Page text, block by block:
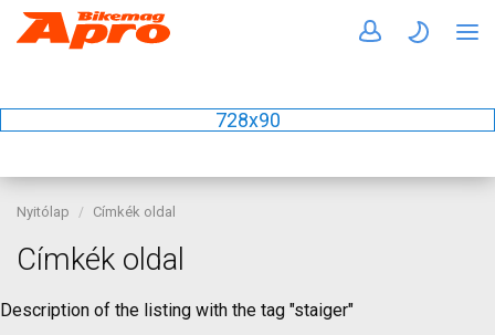
728x90
Nyitólap Címkék oldal
Címkék oldal
Description of the listing with the tag "staiger"